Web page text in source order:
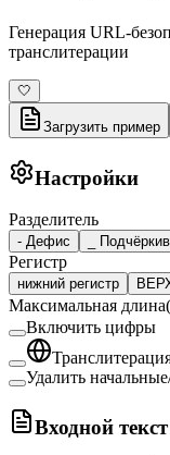
Генерация URL-
транслитерации
🤍
Загрузить пример
Настройки
Разделитель
- Дефис
Регистр
нижний регистр
Максимальная длина(
Включить цифры
Удалить
Входной текст